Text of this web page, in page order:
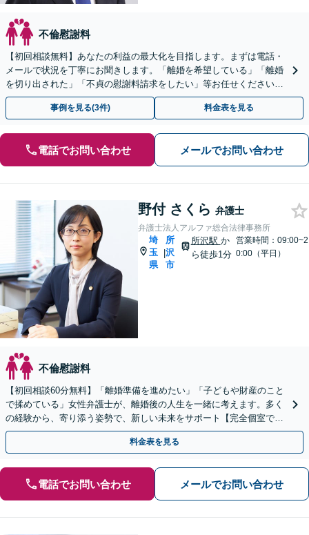
不倫慰謝料
【初回相談無料】あなたの利益の最大化を目指します。まずは電話・
メールで状況を丁寧にお聞きします。「離婚を希望している」「離婚
を切り出された」「不貞の慰謝料請求をしたい」等お任せください。
【リーズナブルな料金設定】
事例を見る(3件) 料金表を見る
電話でお問い合わせ メールでお問い合わせ
野付 さくら 弁護士
弁護士法人アルファ総合法律事務所
埼
玉
県
|
所
沢
市
所沢駅 か
ら徒歩1分
営業時間：09:00~2
0:00（平日）
不倫慰謝料
【初回相談60分無料】「離婚準備を進めたい」「子どもや財産のこと
で揉めている」女性弁護士が、離婚後の人生を一緒に考えます。多く
の経験から、寄り添う姿勢で、新しい未来をサポート【完全個室でプ
ライバシー配慮】【当日・夜間（18時まで）の相談可】
料金表を見る
電話でお問い合わせ メールでお問い合わせ